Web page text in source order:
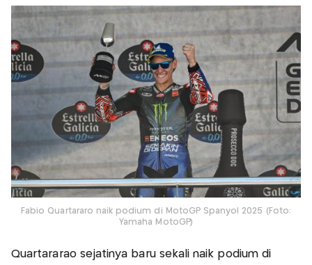
Fabio Quartararo naik podium di MotoGP Spanyol 2025 (Foto:
Yamaha MotoGP)
Quartararao sejatinya baru sekali naik podium di